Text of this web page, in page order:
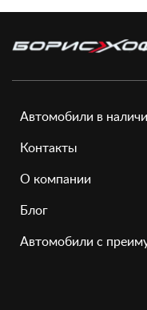
Автомобили в
Контакты
О компании
Блог
Автомобили с